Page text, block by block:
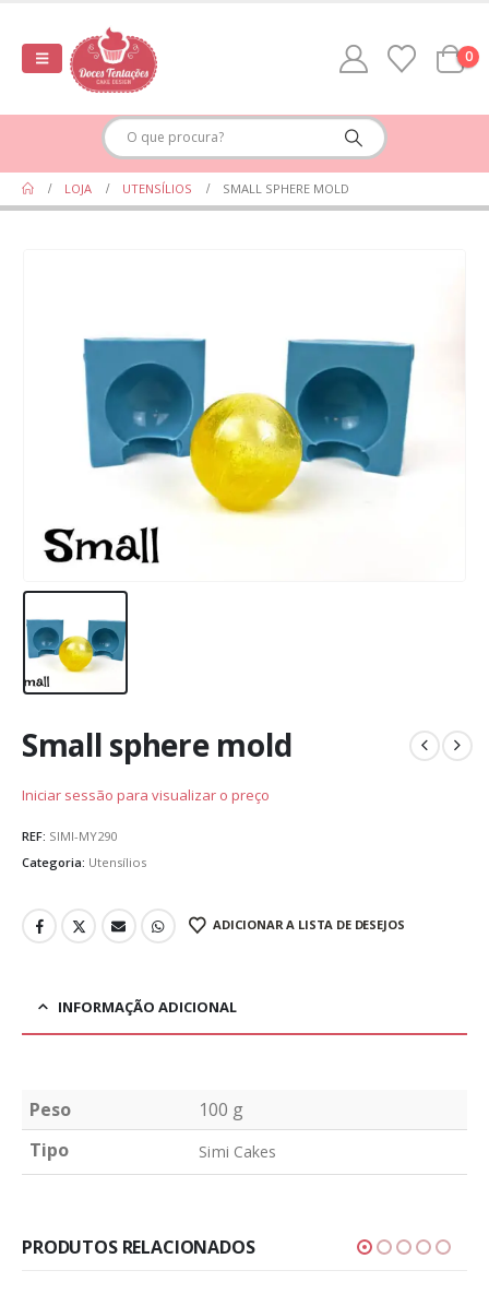
0
LOJA UTENSÍLIOS SMALL SPHERE MOLD
Small sphere mold
Iniciar sessão para visualizar o preço
REF: SIMI-MY290
Categoria: Utensílios
ADICIONAR A LISTA DE DESEJOS
INFORMAÇÃO ADICIONAL
Peso
100 g
Tipo
Simi Cakes
PRODUTOS RELACIONADOS